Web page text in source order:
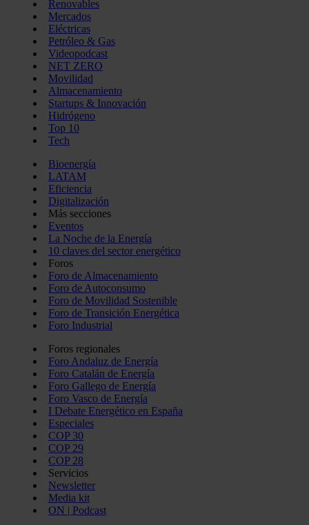
Renovables
Mercados
Eléctricas
Petróleo & Gas
Videopodcast
NET ZERO
Movilidad
Almacenamiento
Startups & Innovación
Hidrógeno
Top 10
Tech
Bioenergía
LATAM
Eficiencia
Digitalización
Más secciones
Eventos
La Noche de la Energía
10 claves del sector energético
Foros
Foro de Almacenamiento
Foro de Autoconsumo
Foro de Movilidad Sostenible
Foro de Transición Energética
Foro Industrial
Foros regionales
Foro Andaluz de Energía
Foro Catalán de Energía
Foro Gallego de Energía
Foro Vasco de Energía
I Debate Energético en España
Especiales
COP 30
COP 29
COP 28
Servicios
Newsletter
Media kit
ON | Podcast